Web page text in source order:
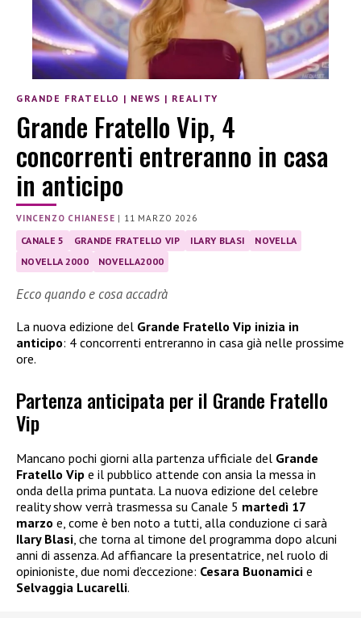
GRANDE FRATELLO | NEWS | REALITY
Grande Fratello Vip, 4
concorrenti entreranno in casa
in anticipo
VINCENZO CHIANESE | 11 MARZO 2026
CANALE 5 GRANDE FRATELLO VIP ILARY BLASI
NOVELLA
NOVELLA 2000
NOVELLA2000
Ecco quando e cosa accadrà
La nuova edizione del Grande Fratello Vip inizia in
anticipo: 4 concorrenti entreranno in casa già nelle prossime
ore.
Partenza anticipata per il Grande Fratello
Vip
Mancano pochi giorni alla partenza ufficiale del Grande
Fratello Vip e il pubblico attende con ansia la messa in
onda della prima puntata. La nuova edizione del celebre
reality show verrà trasmessa su Canale 5 martedì 17
marzo e, come è ben noto a tutti, alla conduzione ci sarà
Ilary Blasi , che torna al timone del programma dopo alcuni
anni di assenza. Ad affiancare la presentatrice, nel ruolo di
opinioniste, due nomi d’eccezione: Cesara Buonamici e
Selvaggia Lucarelli.